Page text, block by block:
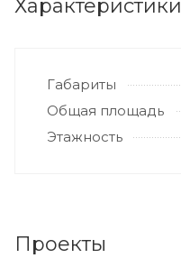
Характеристики
Габариты
Общая площадь
Этажность
Проекты